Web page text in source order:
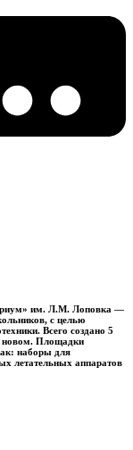
им. Л.М. Лоповка —
с целью
Всего создано 5
новом. Площадки
наборы для
летательных аппаратов